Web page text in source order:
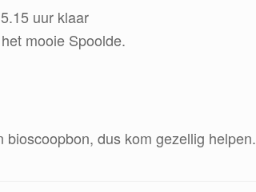
uur klaar
mooie Spoolde.
dus kom gezellig helpen.